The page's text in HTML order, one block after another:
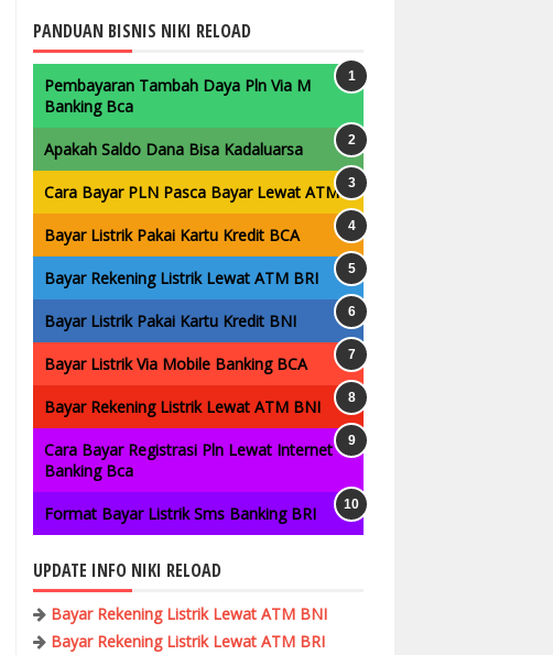
PANDUAN BISNIS NIKI RELOAD
Pembayaran Tambah Daya Pln Via M
Banking Bca
Apakah Saldo Dana Bisa Kadaluarsa
Cara Bayar PLN Pasca Bayar Lewat ATM
Bayar Listrik Pakai Kartu Kredit BCA
Bayar Rekening Listrik Lewat ATM BRI
Bayar Listrik Pakai Kartu Kredit BNI
Bayar Listrik Via Mobile Banking BCA
Bayar Rekening Listrik Lewat ATM BNI
Cara Bayar Registrasi Pln Lewat Internet
Banking Bca
Format Bayar Listrik Sms Banking BRI
UPDATE INFO NIKI RELOAD
Bayar Rekening Listrik Lewat ATM BNI
Bayar Rekening Listrik Lewat ATM BRI